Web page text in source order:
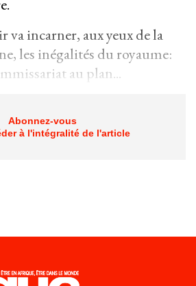
va incarner, aux yeux de la
les inégalités du royaume:
au plan...
Abonnez-vous
à l'intégralité de l'article